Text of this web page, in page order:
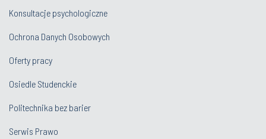
Konsultacje psychologiczne
Ochrona Danych Osobowych
Oferty pracy
Osiedle Studenckie
Politechnika bez barier
Serwis Prawo